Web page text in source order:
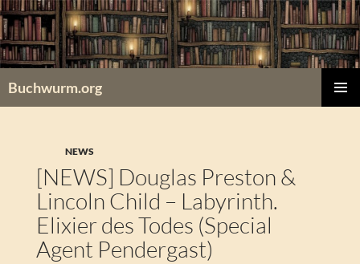
Zum
Inhalt
springen
Buchwurm.org
NEWS
[NEWS] Douglas Preston &
Lincoln Child – Labyrinth.
Elixier des Todes (Special
Agent Pendergast)